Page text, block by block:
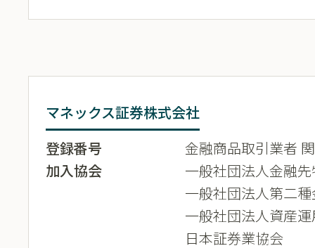
マネックス証券株式会社
登録番号
金融商品取引業者
加入協会
一般社団法人金融
一般社団法人第二
一般社団法人資産
日本証券業協会